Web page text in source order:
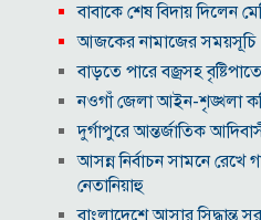
বাবাকে শেষ বিদায় দিলেন
আজকের নামাজের সময়সূচি
বাড়তে পারে বজ্রসহ
নওগাঁ জেলা আইন-শৃঙ্খলা
দুর্গাপুরে আন্তর্জাতিক
আসন্ন নির্বাচন সামনে রেখে
নেতানিয়াহু